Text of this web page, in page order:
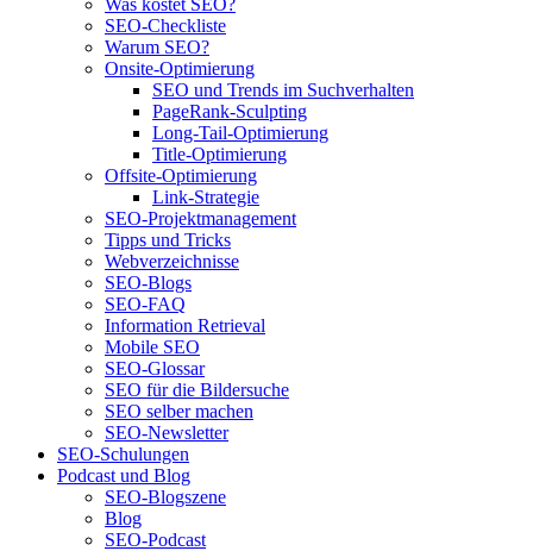
Was kostet SEO?
SEO-Checkliste
Warum SEO?
Onsite-Optimierung
SEO und Trends im Suchverhalten
PageRank-Sculpting
Long-Tail-Optimierung
Title-Optimierung
Offsite-Optimierung
Link-Strategie
SEO-Projektmanagement
Tipps und Tricks
Webverzeichnisse
SEO-Blogs
SEO-FAQ
Information Retrieval
Mobile SEO
SEO-Glossar
SEO für die Bildersuche
SEO selber machen
SEO-Newsletter
SEO-Schulungen
Podcast und Blog
SEO-Blogszene
Blog
SEO-Podcast